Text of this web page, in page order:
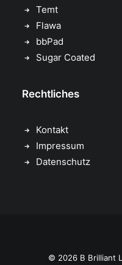
Temt
Flawa
bbPad
Sugar Coated
Rechtliches
Kontakt
Impressum
Datenschutz
© 2026 B Brilliant